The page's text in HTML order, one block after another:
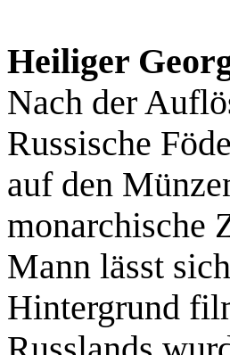
Heiliger
Nach der
Russische
auf den
monarchische
Mann lässt
Hintergrund